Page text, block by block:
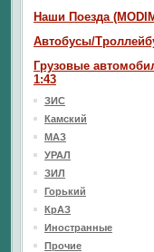
Наши Поезда
Автобусы/
Грузовые
1:43
ЗИС
Камский
МАЗ
УРАЛ
ЗИЛ
Горький
КрАЗ
Иностранные
Прочие